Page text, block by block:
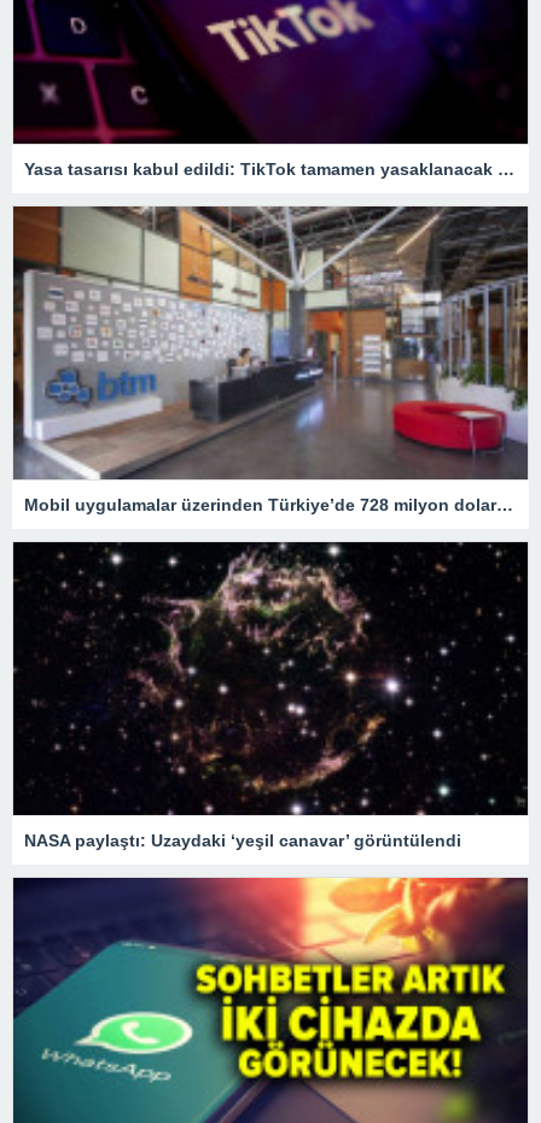
Yasa tasarısı kabul edildi: TikTok tamamen yasaklanacak – Son Dakika Teknoloji Haberleri
Mobil uygulamalar üzerinden Türkiye’de 728 milyon dolar harcama yapıldı
NASA paylaştı: Uzaydaki ‘yeşil canavar’ görüntülendi